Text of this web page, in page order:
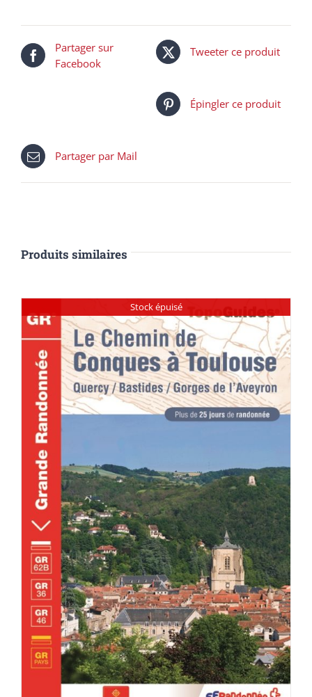
Partager sur
Facebook
Tweeter ce produit
Épingler ce produit
Partager par Mail
Produits similaires
Stock épuisé
DÉTAILS